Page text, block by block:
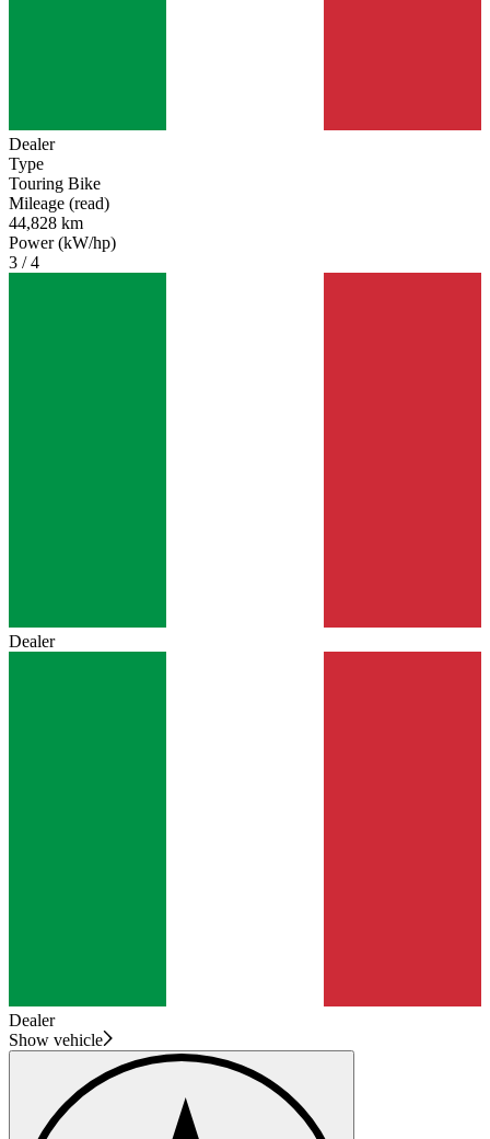
Dealer
Type
Touring Bike
Mileage (read)
44,828 km
Power (kW/hp)
3 / 4
Dealer
Dealer
Show vehicle